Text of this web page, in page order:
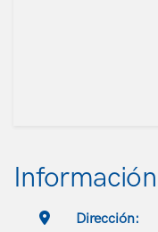
Dirección: